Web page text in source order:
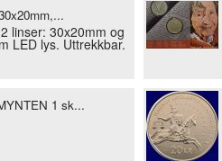
linser: 30x20mm og
LED lys. Uttrekkbar.
1 sk...